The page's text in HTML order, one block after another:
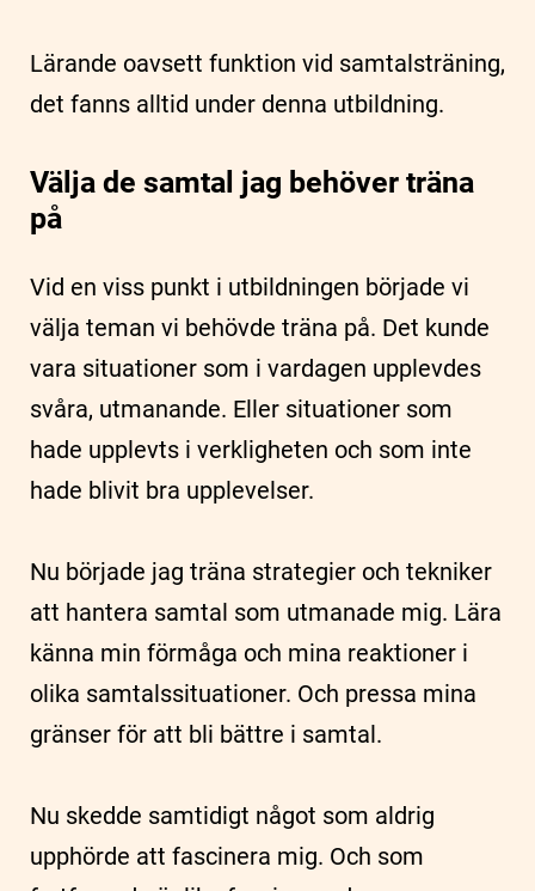
Lärande oavsett funktion vid samtalsträning,
det fanns alltid under denna utbildning.
Välja de samtal jag behöver träna
på
Vid en viss punkt i utbildningen började vi
välja teman vi behövde träna på. Det kunde
vara situationer som i vardagen upplevdes
svåra, utmanande. Eller situationer som
hade upplevts i verkligheten och som inte
hade blivit bra upplevelser.
Nu började jag träna strategier och tekniker
att hantera samtal som utmanade mig. Lära
känna min förmåga och mina reaktioner i
olika samtalssituationer. Och pressa mina
gränser för att bli bättre i samtal.
Nu skedde samtidigt något som aldrig
upphörde att fascinera mig. Och som